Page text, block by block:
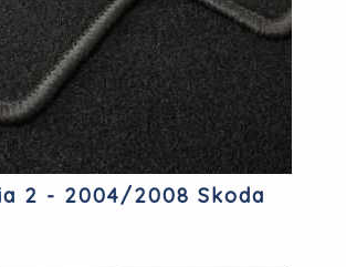
2 - 2004/2008 Skoda